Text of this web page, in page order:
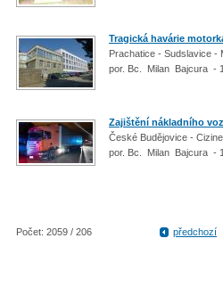
Tragická havárie
Prachatice - Sudslavice -
por. Bc. Milan Bajcura -
Zajištění nákladního
České Budějovice -
por. Bc. Milan Bajcura -
Počet: 2059 / 206 předchozí